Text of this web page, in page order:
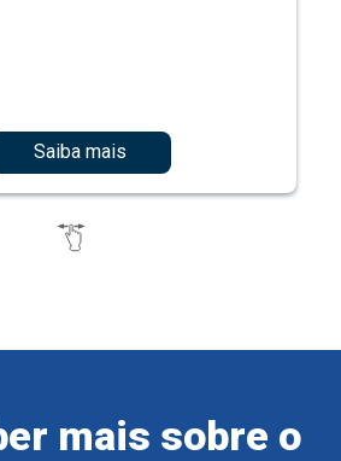
Saiba mais
mais sobre o